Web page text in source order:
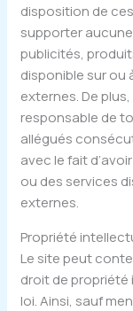
disposition de
supporter
publicités,
disponible sur ou
externes. De
responsable de
allégués
avec le fait
ou des services
externes.
Propriété
Le site peut
droit de
loi. Ainsi, sauf